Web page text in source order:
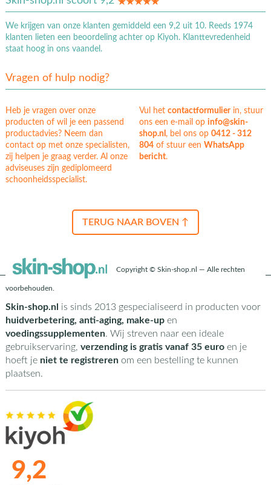
We krijgen van onze klanten gemiddeld een 9,2 uit 10. Reeds 1974
klanten lieten een beoordeling achter op Kiyoh. Klanttevredenheid
staat hoog in ons vaandel.
Vragen of hulp nodig?
Heb je vragen over onze
producten of wil je een passend
productadvies? Neem dan
contact op met onze specialisten,
zij helpen je graag verder. Al onze
adviseuses zijn gediplomeerd
schoonheidsspecialist.
Vul hetcontactformulierin, stuur
ons een e-mail op info@skin-
shop.nl, bel ons op0412 - 312
804 of stuur eenWhatsApp
bericht.
TERUG NAAR BOVEN ↑
Copyright © Skin-shop.nl — Alle rechten
voorbehouden.
Skin-shop.nl is sinds 2013 gespecialiseerd in producten voor
huidverbetering, anti-aging, make-upen
voedingssupplementen. Wij streven naar een ideale
gebruikservaring, verzending is gratis vanaf 35 euroen je
hoeft je niet te registrerenom een bestelling te kunnen
plaatsen.
9,2